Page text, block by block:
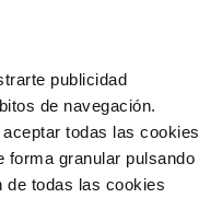
publicidad
de navegación.
todas las cookies
forma granular pulsando
de todas las cookies